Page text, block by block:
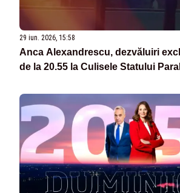
29 iun. 2026, 15:58
Anca Alexandrescu, dezvăluiri
de la 20.55 la Culisele Statului